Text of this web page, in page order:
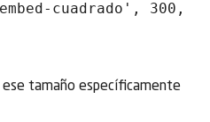
ese tamaño específicamente